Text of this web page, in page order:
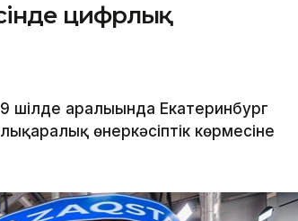
цифрлық
аралығында Екатеринбург
өнеркәсіптік көрмесіне